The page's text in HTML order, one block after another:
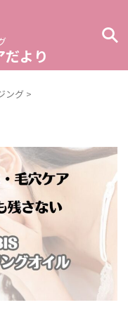
より
ング >